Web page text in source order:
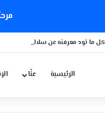
كل ما تود معرفته عن سلالة كورونا
الرئيسية عنّا